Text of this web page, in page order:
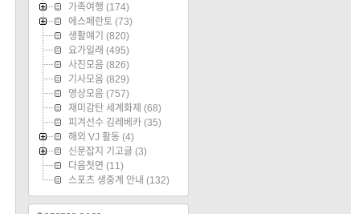
가족여행 (174)
에스페란토 (73)
생활얘기 (820)
요가일래 (495)
사진모음 (826)
기사모음 (829)
영상모음 (757)
재미감탄 세계화제 (68)
피겨선수 김레베카 (35)
해외 VJ 활동 (4)
신문잡지 기고글 (3)
다음첫면 (11)
스포츠 생중계 안내 (132)